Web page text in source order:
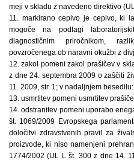
meji v skladu z navedeno direktivo
11. markirano cepivo je cepivo, ki
mogoče na podlagi
diagnostičnim priročnikom,
povzročenega ob naravni okužbi z
12. zakol pomeni zakol prašičev v
z dne 24. septembra 2009 o zaščiti
11. 2009, str. 1; v nadaljnjem
13. usmrtitev pomeni usmrtitev
14. odstranitev pomeni uporabo
št. 1069/2009 Evropskega
določitvi zdravstvenih pravil za
proizvode, ki niso namenjeni
1774/2002 (UL L št. 300 z dne 14.